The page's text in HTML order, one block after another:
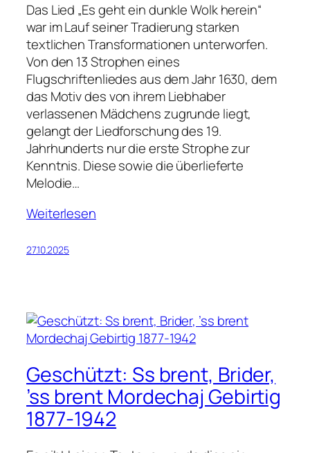
Das Lied „Es geht ein dunkle Wolk herein“
war im Lauf seiner Tradierung starken
textlichen Transformationen unterworfen.
Von den 13 Strophen eines
Flugschriftenliedes aus dem Jahr 1630, dem
das Motiv des von ihrem Liebhaber
verlassenen Mädchens zugrunde liegt,
gelangt der Liedforschung des 19.
Jahrhunderts nur die erste Strophe zur
Kenntnis. Diese sowie die überlieferte
Melodie…
Weiterlesen
27.10.2025
Geschützt: Ss brent, Brider,
’ss brent Mordechaj Gebirtig
1877-1942